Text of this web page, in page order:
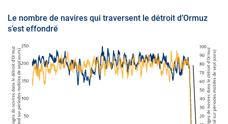
Le nombre de navires qui traversent le détroit d’Ormuz
s’est effondré